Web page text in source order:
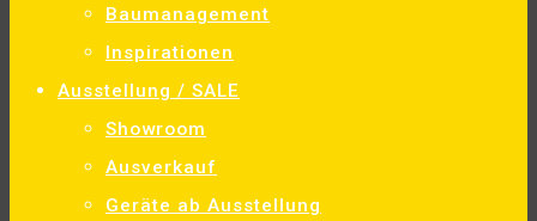
Baumanagement
Inspirationen
Ausstellung / SALE
Showroom
Ausverkauf
Geräte ab Ausstellung